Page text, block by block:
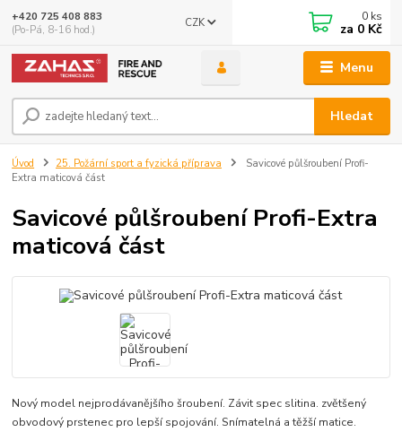
Menu
CZK
Hledat
+420 725 408 883
(Po-Pá, 8-16 hod.)
0 ks
za 0 Kč
Úvod 25. Požární sport a fyzická příprava
Savicové půlšroubení Profi-
Extra maticová část
Savicové půlšroubení Profi-Extra
maticová část
Nový model nejprodávanějšího šroubení. Závit spec slitina. zvětšený
obvodový prstenec pro lepší spojování. Snímatelná a těžší matice.